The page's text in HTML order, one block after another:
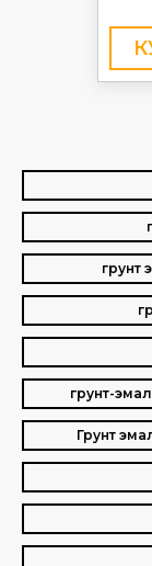
грунт
грунт-
Грунт